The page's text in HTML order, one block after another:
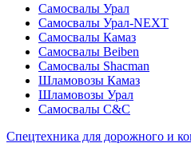
Самосвалы Урал
Самосвалы Урал-NEXT
Самосвалы Камаз
Самосвалы Beiben
Самосвалы Shacman
Шламовозы Камаз
Шламовозы Урал
Самосвалы C&C
Спецтехника для дорожного и